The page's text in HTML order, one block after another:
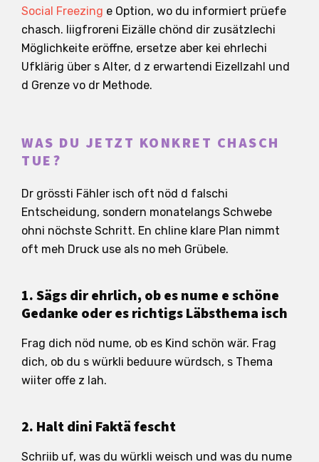
Social Freezing e Option, wo du informiert prüefe
chasch. Iiigfroreni Eizälle chönd dir zusätzlechi
Möglichkeite eröffne, ersetze aber kei ehrlechi
Ufklärig über s Alter, d z erwartendi Eizellzahl und
d Grenze vo dr Methode.
WAS DU JETZT KONKRET CHASCH
TUE?
Dr grössti Fähler isch oft nöd d falschi
Entscheidung, sondern monatelangs Schwebe
ohni nöchste Schritt. En chline klare Plan nimmt
oft meh Druck use als no meh Grübele.
1. Sägs dir ehrlich, ob es nume e schöne
Gedanke oder es richtigs Läbsthema isch
Frag dich nöd nume, ob es Kind schön wär. Frag
dich, ob du s würkli beduure würdsch, s Thema
wiiter offe z lah.
2. Halt dini Faktä fescht
Schriib uf, was du würkli weisch und was du nume